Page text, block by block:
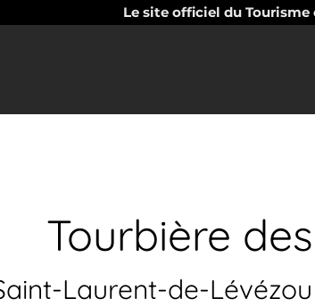
Le site officiel du Tourisme
Tourbière
Laurent-de-Lévézou